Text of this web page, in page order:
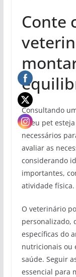
Conte
Consultando
o seu pet
necessários
avaliar as
considerando
importantes,
atividade física.
O veterinário
personalizado,
específicas do
nutricionais ou
saúde. Seguir
essencial para